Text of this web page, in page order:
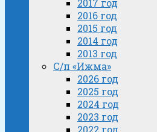
2017 год
2016 год
2015 год
2014 год
2013 год
С/п «Ижма»
2026 год
2025 год
2024 год
2023 год